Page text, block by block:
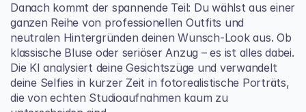
Danach kommt der spannende Teil: Du wählst aus einer
ganzen Reihe von professionellen Outfits und
neutralen Hintergründen deinen Wunsch-Look aus. Ob
klassische Bluse oder seriöser Anzug – es ist alles dabei.
Die KI analysiert deine Gesichtszüge und verwandelt
deine Selfies in kurzer Zeit in fotorealistische Porträts,
die von echten Studioaufnahmen kaum zu